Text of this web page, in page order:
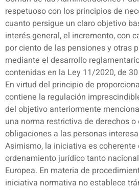
respetuoso con los principios de
cuanto persigue un claro objetivo
interés general, el incremento, con
por ciento de las pensiones y otras
mediante el desarrollo
contenidas en la Ley 11/2020, de
En virtud del principio de
contiene la regulación
del objetivo anteriormente
una norma restrictiva de derechos
obligaciones a las personas
Asimismo, la iniciativa es coherente
ordenamiento jurídico tanto
Europea. En materia de
iniciativa normativa no establece